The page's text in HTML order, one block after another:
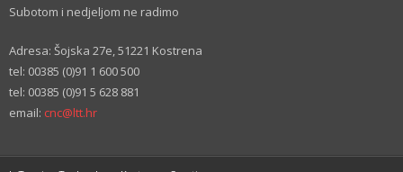
Subotom i nedjeljom ne radimo
Adresa: Šojska 27e, 51221 Kostrena
tel: 00385 (0)91 1 600 500
tel: 00385 (0)91 5 628 881
email: cnc@ltt.hr